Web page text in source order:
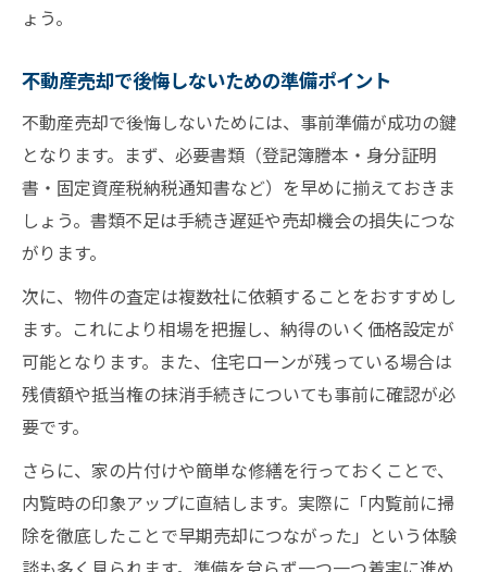
れ
ローン残債ありの不動産売却方法と注意点
不動産売却とローン完済の手続きポイント
売却活動時に知っておくべきローン処理の
流れ
ょう。
不動産売却で後悔しないための準備ポイント
不動産売却で後悔しないためには、事前準備が成功の鍵
となります。まず、必要書類（登記簿謄本・身分証明
書・固定資産税納税通知書など）を早めに揃えておきま
しょう。書類不足は手続き遅延や売却機会の損失につな
がります。
次に、物件の査定は複数社に依頼することをおすすめし
ます。これにより相場を把握し、納得のいく価格設定が
可能となります。また、住宅ローンが残っている場合は
残債額や抵当権の抹消手続きについても事前に確認が必
要です。
さらに、家の片付けや簡単な修繕を行っておくことで、
内覧時の印象アップに直結します。実際に「内覧前に掃
除を徹底したことで早期売却につながった」という体験